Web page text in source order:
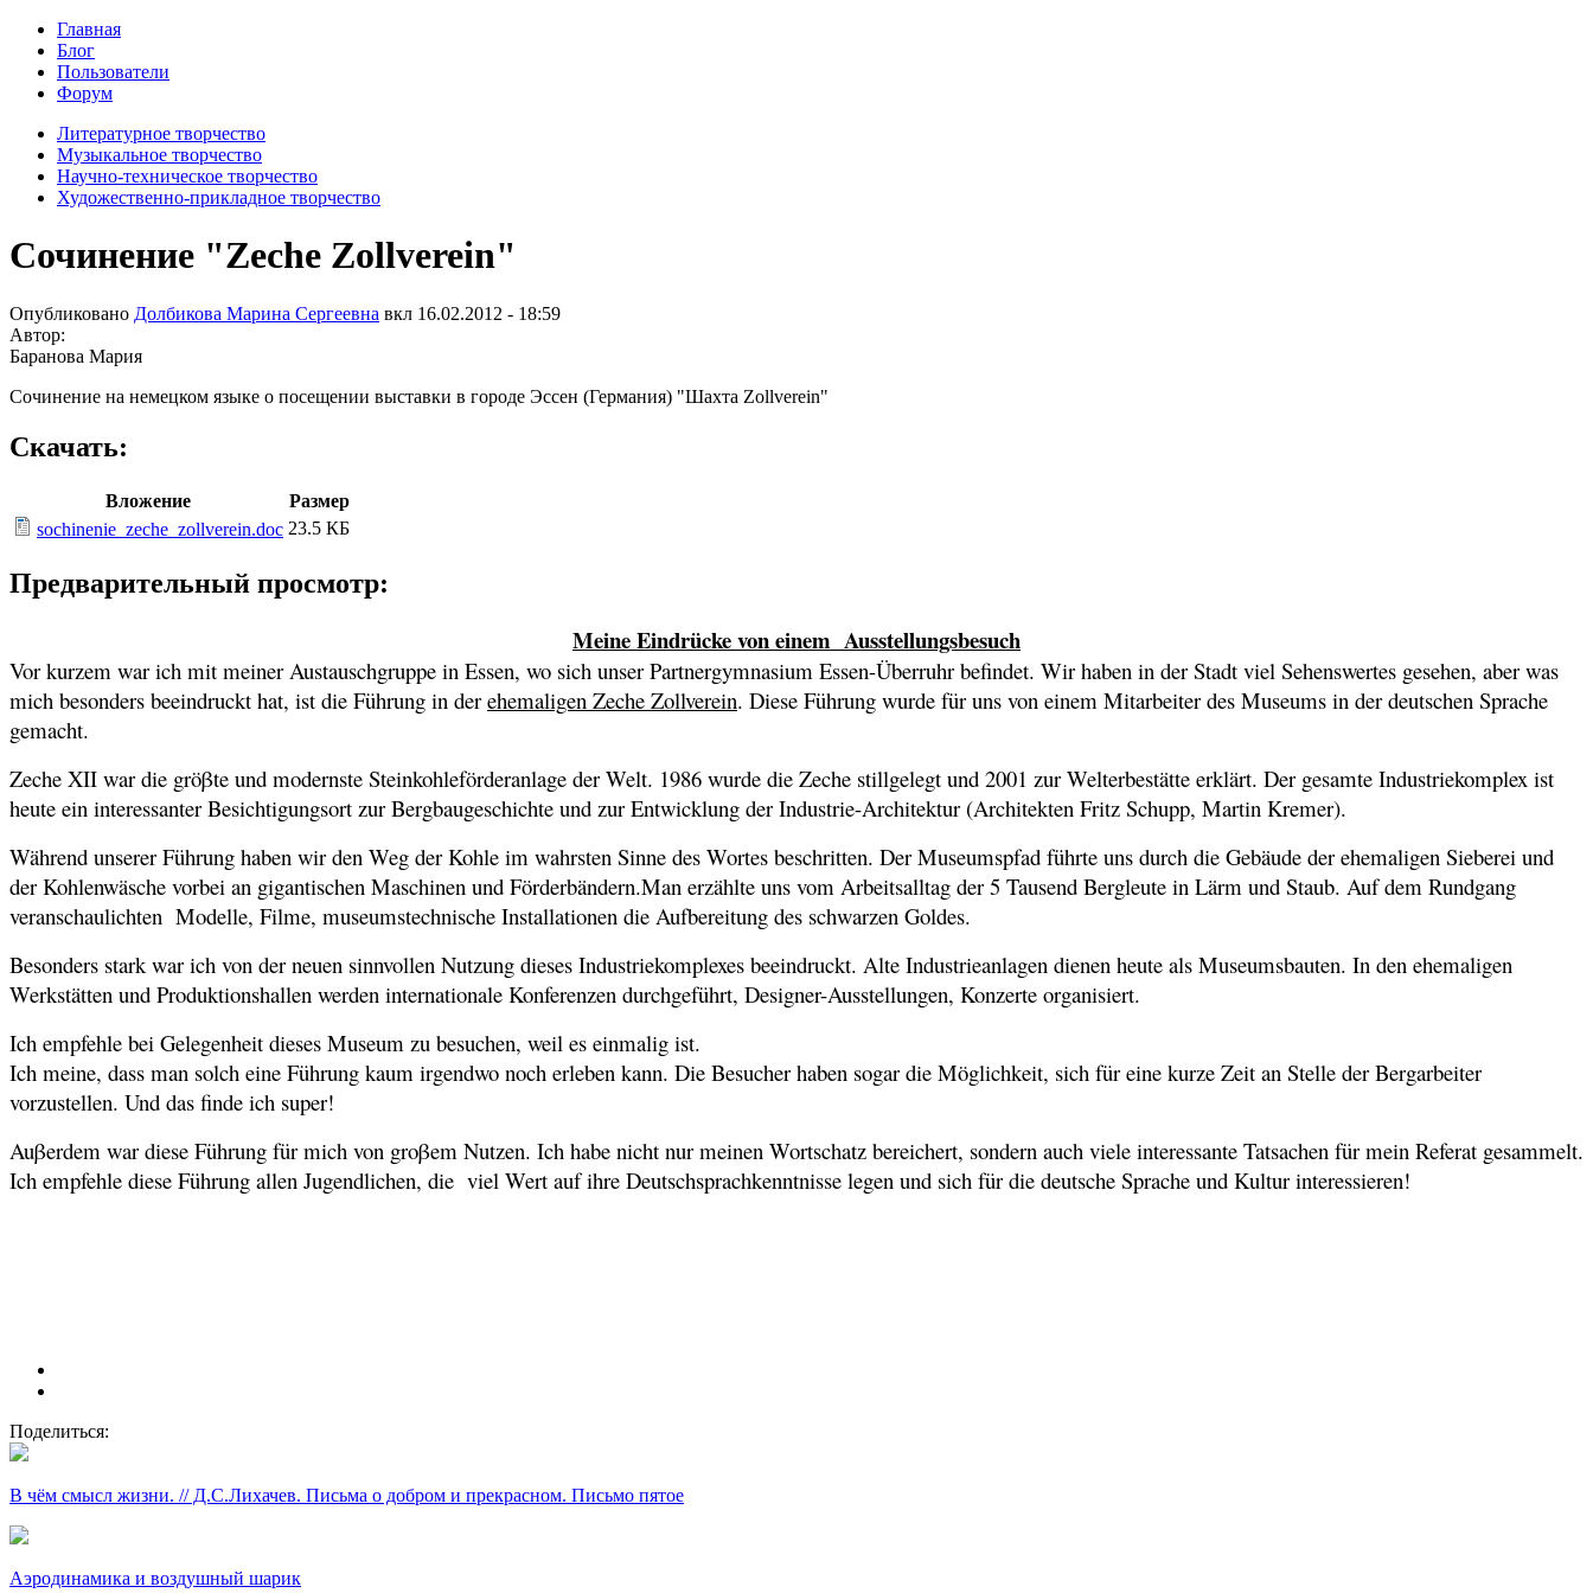
Главная
Блог
Пользователи
Форум
Литературное творчество
Музыкальное творчество
Научно-техническое творчество
Художественно-прикладное творчество
Сочинение "Zeche Zollverein"
Опубликовано Долбикова Марина Сергеевна вкл 16.02.2012 - 18:59
Автор:
Баранова Мария
Сочинение на немецком языке о посещении выставки в городе Эссен (Германия) "Шахта Zollverein"
Скачать:
Вложение
Размер
sochinenie_zeche_zollverein.doc 23.5 КБ
Предварительный просмотр:
Meine Eindrücke von einem Ausstellungsbesuch
Vor kurzem war ich mit meiner Austauschgruppe in Essen, wo sich unser Partnergymnasium Essen-Überruhr befindet. Wir haben in der Stadt viel Sehenswertes gesehen, aber was
mich besonders beeindruckt hat, ist die Führung in der ehemaligen Zeche Zollverein. Diese Führung wurde für uns von einem Mitarbeiter des Museums in der deutschen Sprache
gemacht.
Zeche XII war die gröβte und modernste Steinkohleförderanlage der Welt. 1986 wurde die Zeche stillgelegt und 2001 zur Welterbestätte erklärt. Der gesamte Industriekomplex ist
heute ein interessanter Besichtigungsort zur Bergbaugeschichte und zur Entwicklung der Industrie-Architektur (Architekten Fritz Schupp, Martin Kremer).
Während unserer Führung haben wir den Weg der Kohle im wahrsten Sinne des Wortes beschritten. Der Museumspfad führte uns durch die Gebäude der ehemaligen Sieberei und
der Kohlenwäsche vorbei an gigantischen Maschinen und Förderbändern.Man erzählte uns vom Arbeitsalltag der 5 Tausend Bergleute in Lärm und Staub. Auf dem Rundgang
veranschaulichten Modelle, Filme, museumstechnische Installationen die Aufbereitung des schwarzen Goldes.
Besonders stark war ich von der neuen sinnvollen Nutzung dieses Industriekomplexes beeindruckt. Alte Industrieanlagen dienen heute als Museumsbauten. In den ehemaligen
Werkstätten und Produktionshallen werden internationale Konferenzen durchgeführt, Designer-Ausstellungen, Konzerte organisiert.
Ich empfehle bei Gelegenheit dieses Museum zu besuchen, weil es einmalig ist.
Ich meine, dass man solch eine Führung kaum irgendwo noch erleben kann. Die Besucher haben sogar die Möglichkeit, sich für eine kurze Zeit an Stelle der Bergarbeiter
vorzustellen. Und das finde ich super!
Auβerdem war diese Führung für mich von groβem Nutzen. Ich habe nicht nur meinen Wortschatz bereichert, sondern auch viele interessante Tatsachen für mein Referat gesammelt.
Ich empfehle diese Führung allen Jugendlichen, die viel Wert auf ihre Deutschsprachkenntnisse legen und sich für die deutsche Sprache und Kultur interessieren!
Поделиться:
В чём смысл жизни. // Д.С.Лихачев. Письма о добром и прекрасном. Письмо пятое
Аэродинамика и воздушный шарик